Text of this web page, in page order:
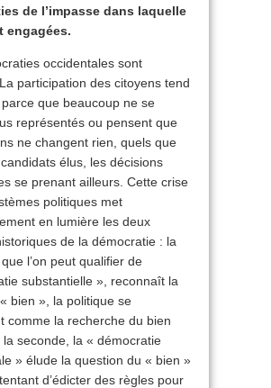
de l’impasse dans laquelle
engagées.
occidentales sont
participation des citoyens tend
que beaucoup ne se
représentés ou pensent que
ne changent rien, quels que
élus, les décisions
se prenant ailleurs. Cette crise
politiques met
en lumière les deux
de la démocratie : la
l’on peut qualifier de
substantielle », reconnaît la
bien », la politique se
comme la recherche du bien
seconde, la « démocratie
» élude la question du « bien »
d’édicter des règles pour